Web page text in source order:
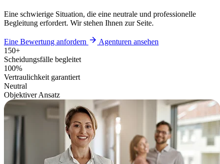
Eine schwierige Situation, die eine neutrale und professionelle
Begleitung erfordert. Wir stehen Ihnen zur Seite.
Eine Bewertung anfordern
Agenturen ansehen
150+
Scheidungsfälle begleitet
100%
Vertraulichkeit garantiert
Neutral
Objektiver Ansatz